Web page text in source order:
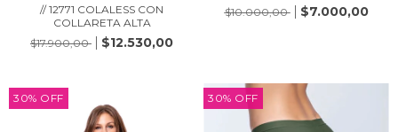
// 12771 COLALESS CON
COLLARETA ALTA
$17.900,00
$12.530,00
$10.000,00
$7.000,00
30% OFF 30% OFF